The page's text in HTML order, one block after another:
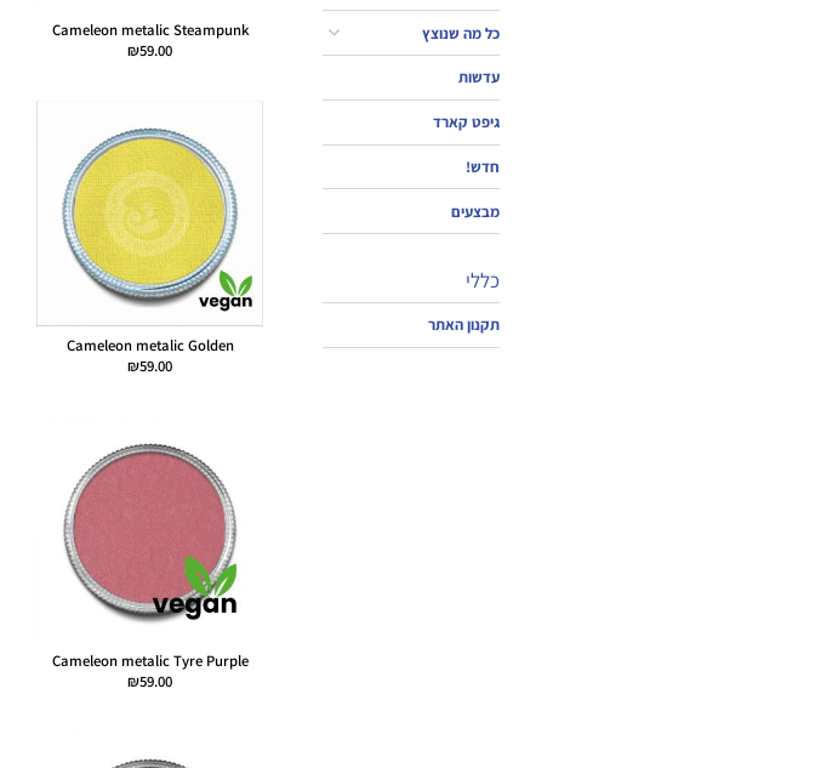
כל מה שנוצץ
עדשות
גיפט קארד
חדש!
מבצעים
כללי
תקנון האתר
Cameleon metalic Steampunk
₪59.00
Cameleon metalic Golden
₪59.00
Cameleon metalic Tyre Purple
₪59.00